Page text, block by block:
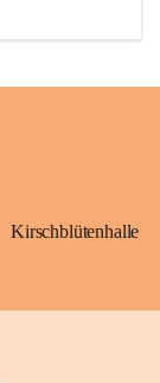
Kirschblütenhalle